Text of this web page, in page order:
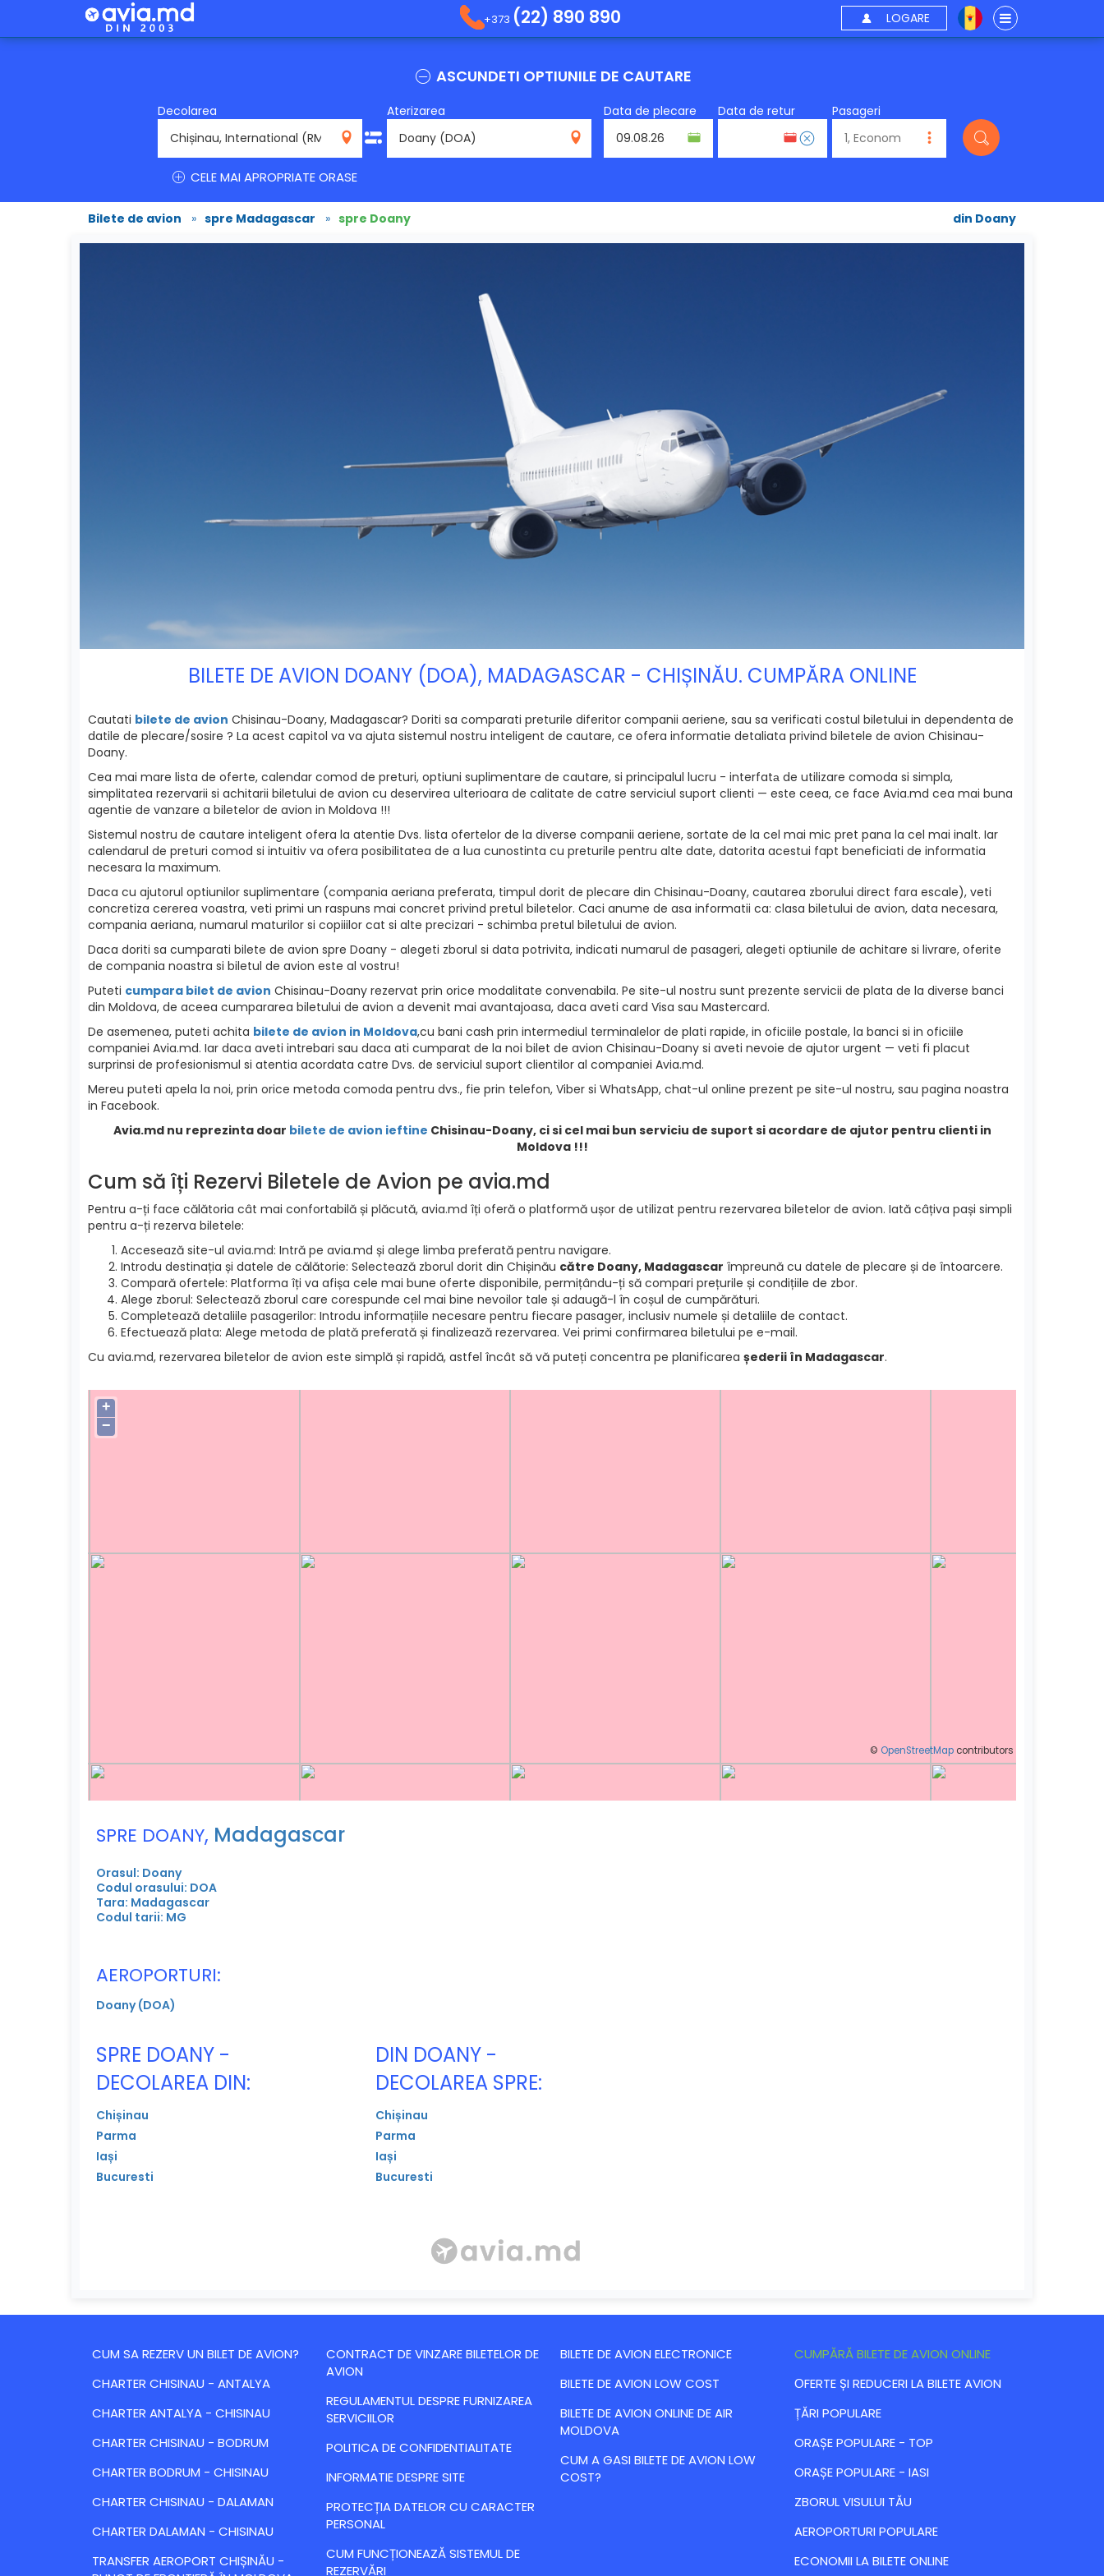
+373 (22) 890 890 LOGARE
ASCUNDETI OPTIUNILE DE CAUTARE
Decolarea
RMO
Aterizarea
Data de plecare Data de retur Pasageri
CELE MAI APROPRIATE ORASE
Bilete de avion » spre Madagascar » spre Doany din Doany
BILETE DE AVION DOANY (DOA), MADAGASCAR - CHIȘINĂU. CUMPĂRA ONLINE
Cautati bilete de avion Chisinau-Doany, Madagascar? Doriti sa comparati preturile diferitor companii aeriene, sau sa verificati costul biletului in dependenta de
datile de plecare/sosire ? La acest capitol va va ajuta sistemul nostru inteligent de cautare, ce ofera informatie detaliata privind biletele de avion Chisinau-
Doany.
Cea mai mare lista de oferte, calendar comod de preturi, optiuni suplimentare de cautare, si principalul lucru - interfatа de utilizare comoda si simpla,
simplitatea rezervarii si achitarii biletului de avion cu deservirea ulterioara de calitate de catre serviciul suport clienti — este ceea, ce face Avia.md cea mai buna
agentie de vanzare a biletelor de avion in Moldova !!!
Sistemul nostru de cautare inteligent ofera la atentie Dvs. lista ofertelor de la diverse companii aeriene, sortate de la cel mai mic pret pana la cel mai inalt. Iar
calendarul de preturi comod si intuitiv va ofera posibilitatea de a lua cunostinta cu preturile pentru alte date, datorita acestui fapt beneficiati de informatia
necesara la maximum.
Daca cu ajutorul optiunilor suplimentare (compania aeriana preferata, timpul dorit de plecare din Chisinau-Doany, cautarea zborului direct fara escale), veti
concretiza cererea voastra, veti primi un raspuns mai concret privind pretul biletelor. Caci anume de asa informatii ca: clasa biletului de avion, data necesara,
compania aeriana, numarul maturilor si copiiilor cat si alte precizari - schimba pretul biletului de avion.
Daca doriti sa cumparati bilete de avion spre Doany - alegeti zborul si data potrivita, indicati numarul de pasageri, alegeti optiunile de achitare si livrare, oferite
de compania noastra si biletul de avion este al vostru!
Puteti cumpara bilet de avion Chisinau-Doany rezervat prin orice modalitate convenabila. Pe site-ul nostru sunt prezente servicii de plata de la diverse banci
din Moldova, de aceea cumpararea biletului de avion a devenit mai avantajoasa, daca aveti card Visa sau Mastercard.
De asemenea, puteti achita bilete de avion in Moldova,cu bani cash prin intermediul terminalelor de plati rapide, in oficiile postale, la banci si in oficiile
companiei Avia.md. Iar daca aveti intrebari sau daca ati cumparat de la noi bilet de avion Chisinau-Doany si aveti nevoie de ajutor urgent — veti fi placut
surprinsi de profesionismul si atentia acordata catre Dvs. de serviciul suport clientilor al companiei Avia.md.
Mereu puteti apela la noi, prin orice metoda comoda pentru dvs., fie prin telefon, Viber si WhatsApp, chat-ul online prezent pe site-ul nostru, sau pagina noastra
in Facebook.
Avia.md nu reprezinta doar bilete de avion ieftine Chisinau-Doany, ci si cel mai bun serviciu de suport si acordare de ajutor pentru clienti in
Moldova !!!
Cum să îți Rezervi Biletele de Avion pe avia.md
Pentru a-ți face călătoria cât mai confortabilă și plăcută, avia.md îți oferă o platformă ușor de utilizat pentru rezervarea biletelor de avion. Iată câțiva pași simpli
pentru a-ți rezerva biletele:
Accesează site-ul avia.md: Intră pe avia.md și alege limba preferată pentru navigare.
Introdu destinația și datele de călătorie: Selectează zborul dorit din Chișinău către Doany, Madagascar împreună cu datele de plecare și de întoarcere.
Compară ofertele: Platforma îți va afișa cele mai bune oferte disponibile, permițându-ți să compari prețurile și condițiile de zbor.
Alege zborul: Selectează zborul care corespunde cel mai bine nevoilor tale și adaugă-l în coșul de cumpărături.
Completează detaliile pasagerilor: Introdu informațiile necesare pentru fiecare pasager, inclusiv numele și detaliile de contact.
Efectuează plata: Alege metoda de plată preferată și finalizează rezervarea. Vei primi confirmarea biletului pe e-mail.
Cu avia.md, rezervarea biletelor de avion este simplă și rapidă, astfel încât să vă puteți concentra pe planificarea șederii în Madagascar.
+
−
© OpenStreetMap contributors
SPRE DOANY, Madagascar
Orasul: Doany
Codul orasului: DOA
Tara: Madagascar
Codul tarii: MG
AEROPORTURI:
Doany (DOA)
SPRE DOANY -
DECOLAREA DIN:
Chișinau
Parma
Iași
Bucuresti
DIN DOANY -
DECOLAREA SPRE:
Chișinau
Parma
Iași
Bucuresti
CUM SA REZERV UN BILET DE AVION?
CHARTER CHISINAU - ANTALYA
CHARTER ANTALYA - CHISINAU
CHARTER CHISINAU - BODRUM
CHARTER BODRUM - CHISINAU
CHARTER CHISINAU - DALAMAN
CHARTER DALAMAN - CHISINAU
TRANSFER AEROPORT CHIȘINĂU -
CONTRACT DE VINZARE BILETELOR DE
AVION
REGULAMENTUL DESPRE FURNIZAREA
SERVICIILOR
POLITICA DE CONFIDENTIALITATE
INFORMATIE DESPRE SITE
PROTECȚIA DATELOR CU CARACTER
PERSONAL
CUM FUNCȚIONEAZĂ SISTEMUL DE
REZERVĂRI
BILETE DE AVION ELECTRONICE
BILETE DE AVION LOW COST
BILETE DE AVION ONLINE DE AIR
MOLDOVA
CUM A GASI BILETE DE AVION LOW
COST?
CUMPĂRĂ BILETE DE AVION ONLINE
ОFERTE ȘI REDUCERI LA BILETE AVION
ȚĂRI POPULARE
ORAȘE POPULARE - TOP
ORAȘE POPULARE - IASI
ZBORUL VISULUI TĂU
AEROPORTURI POPULARE
ECONOMII LA BILETE ONLINE